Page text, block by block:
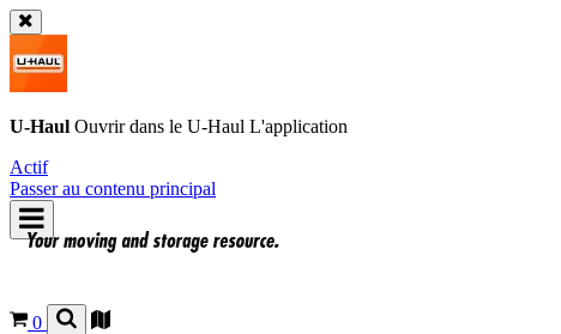
U-Haul Ouvrir dans le U-Haul L'application
Actif
Passer au contenu principal
0